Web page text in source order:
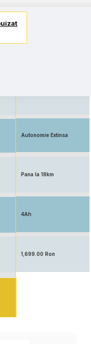
Stoc Epuizat
Autonomie Extinsa
Pana la 18km
4Ah
1,699.00 Ron